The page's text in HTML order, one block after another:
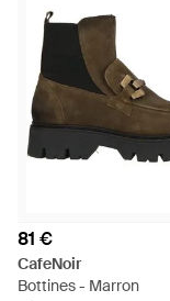
81 €
CafeNoir
Bottines - Marron